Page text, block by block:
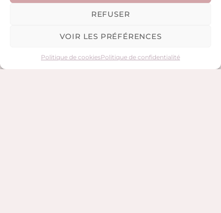
REFUSER
VOIR LES PRÉFÉRENCES
Politique de cookiesPolitique de confidentialité